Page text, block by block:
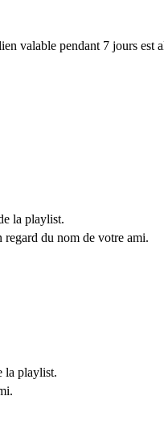
valable pendant 7 jours est
la playlist.
du nom de votre ami.
la playlist.